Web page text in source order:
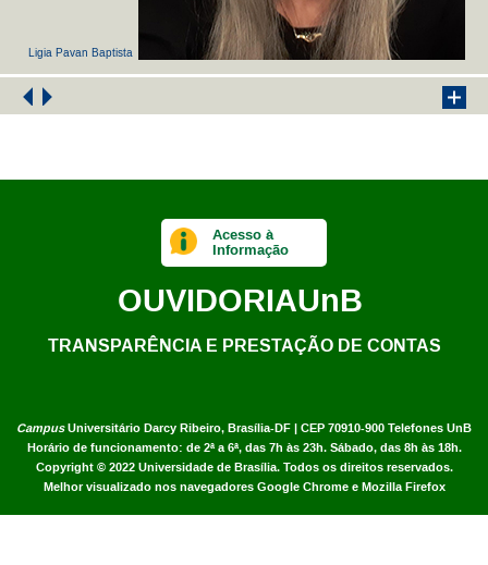
Ligia Pavan Baptista
CampusUniversitário Darcy Ribeiro, Brasília-DF | CEP 70910-900 Telefones UnB
Horário de funcionamento: de 2ª a 6ª, das 7h às 23h. Sábado, das 8h às 18h.
Copyright © 2022 Universidade de Brasília. Todos os direitos reservados.
Melhor visualizado nos navegadores Google Chrome e Mozilla Firefox
Acesso à
Informação
OUVIDORIAUnB
TRANSPARÊNCIA E PRESTAÇÃO DE CONTAS